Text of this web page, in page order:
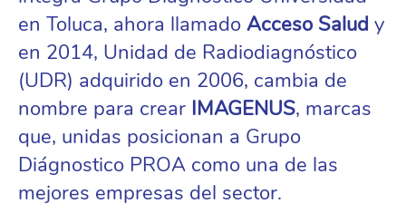
en Toluca, ahora llamado Acceso Salud y
en 2014, Unidad de Radiodiagnóstico
(UDR) adquirido en 2006, cambia de
nombre para crear IMAGENUS, marcas
que, unidas posicionan a Grupo
Diágnostico PROA como una de las
mejores empresas del sector.